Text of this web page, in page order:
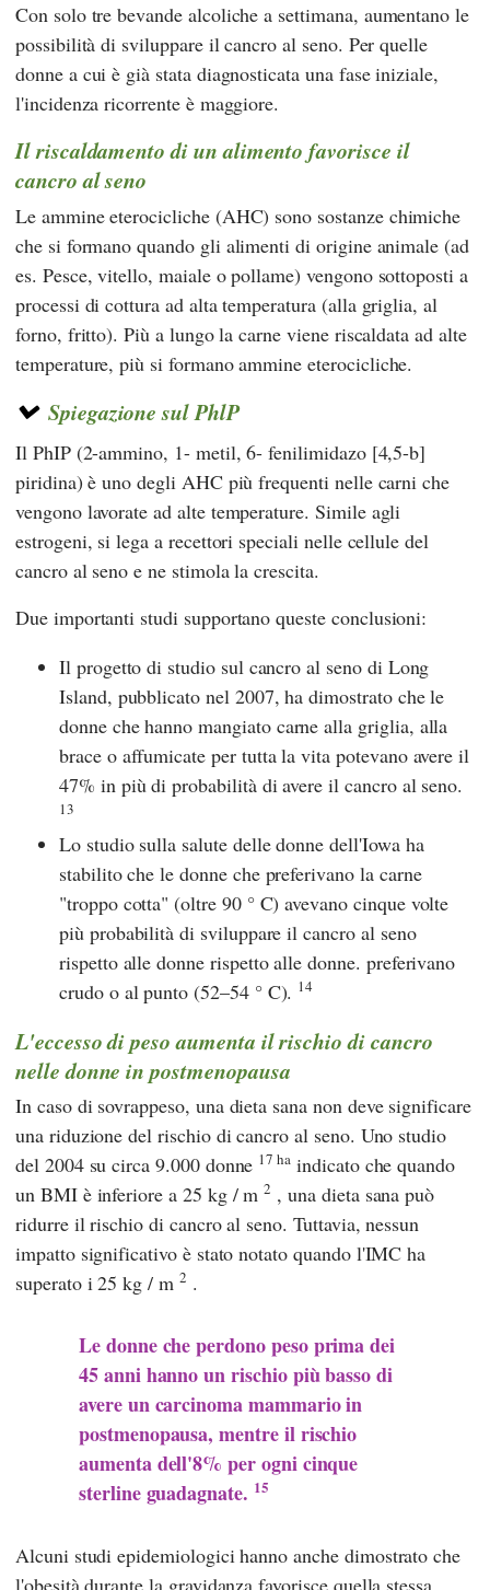
Con solo tre bevande alcoliche a settimana, aumentano le
possibilità di sviluppare il cancro al seno. Per quelle
donne a cui è già stata diagnosticata una fase iniziale,
l'incidenza ricorrente è maggiore.
Il riscaldamento di un alimento favorisce il
cancro al seno
Le ammine eterocicliche (AHC) sono sostanze chimiche
che si formano quando gli alimenti di origine animale (ad
es. Pesce, vitello, maiale o pollame) vengono sottoposti a
processi di cottura ad alta temperatura (alla griglia, al
forno, fritto). Più a lungo la carne viene riscaldata ad alte
temperature, più si formano ammine eterocicliche.
Spiegazione sul PhlP
Il PhIP (2-ammino, 1- metil, 6- fenilimidazo [4,5-b]
piridina) è uno degli AHC più frequenti nelle carni che
vengono lavorate ad alte temperature. Simile agli
estrogeni, si lega a recettori speciali nelle cellule del
cancro al seno e ne stimola la crescita.
Due importanti studi supportano queste conclusioni:
Il progetto di studio sul cancro al seno di Long
Island, pubblicato nel 2007, ha dimostrato che le
donne che hanno mangiato carne alla griglia, alla
brace o affumicate per tutta la vita potevano avere il
47% in più di probabilità di avere il cancro al seno.
13
Lo studio sulla salute delle donne dell'Iowa ha
stabilito che le donne che preferivano la carne
"troppo cotta" (oltre 90 ° C) avevano cinque volte
più probabilità di sviluppare il cancro al seno
rispetto alle donne rispetto alle donne. preferivano
crudo o al punto (52–54 ° C). 14
L'eccesso di peso aumenta il rischio di cancro
nelle donne in postmenopausa
In caso di sovrappeso, una dieta sana non deve significare
una riduzione del rischio di cancro al seno. Uno studio
del 2004 su circa 9.000 donne 17 ha indicato che quando
un BMI è inferiore a 25 kg / m2 , una dieta sana può
ridurre il rischio di cancro al seno. Tuttavia, nessun
impatto significativo è stato notato quando l'IMC ha
superato i 25 kg / m 2 .
Le donne che perdono peso prima dei
45 anni hanno un rischio più basso di
avere un carcinoma mammario in
postmenopausa, mentre il rischio
aumenta dell'8% per ogni cinque
sterline guadagnate. 15
Alcuni studi epidemiologici hanno anche dimostrato che